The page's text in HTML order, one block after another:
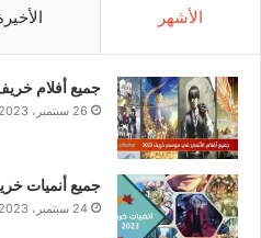
الأشهر
جميع أفلام خريف 2023 – قائمة
26 سبتمبر، 2023
جميع أنميات خريف 2023 – قائمة
24 سبتمبر، 2023